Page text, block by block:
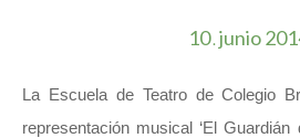
10. junio
La Escuela de Teatro de Colegio
representación musical ‘El